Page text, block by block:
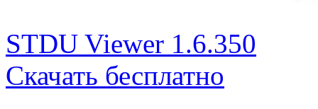
STDU Viewer 1.6.350
Скачать бесплатно